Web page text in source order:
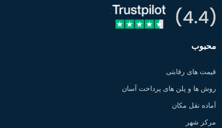
محبوب
قیمت های رقابتی
روش ها و پلن های پرداخت آسان
آماده نقل مکان
مرکز شهر